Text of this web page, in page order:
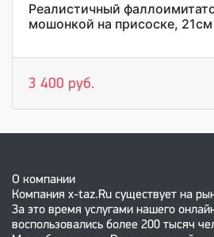
Реалистичный
мошонкой на присоске, 21см
3 400 руб.
О компании
Компания x-taz.Ru существует на
За это время услугами нашего
воспользовались более 200 тысяч